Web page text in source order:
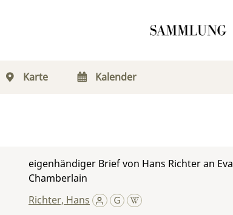
Karte Kalender
eigenhändiger Brief von Hans Richter an Eva
Chamberlain
Richter, Hans